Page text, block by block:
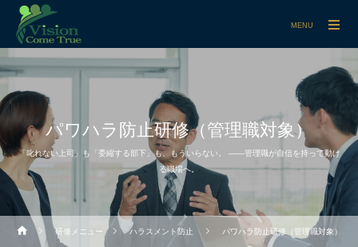
パワハラ防止研修（管理職対象）
「叱れない上司」も「委縮する部下」も、もういらない。 ——管理職が自信を持って動け
る職場へ。
研修メニュー ハラスメント防止 パワハラ防止研修（管理職対象）
MENU